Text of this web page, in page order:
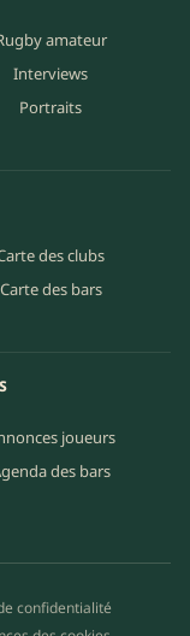
amateur
Interviews
Portraits
des clubs
Carte des bars
joueurs
des bars
confidentialité